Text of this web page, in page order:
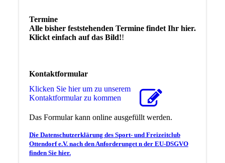
Termine
Alle bisher feststehenden Termine findet Ihr hier.
Klickt einfach auf das Bild!!
Kontaktformular
Klicken Sie hier um zu unserem
Kon­takt­for­mu­lar zu kommen
Das Formular kann online ausgefüllt werden.
Die Datenschutzerklärung des Sport- und Freizeitclub
Ottendorf e.V. nach den Anforderunget n der EU-DSGVO
finden Sie hier.